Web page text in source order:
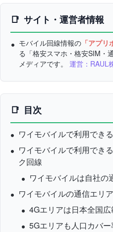
サイト・運営者情報
モバイル回線情報の 「アプリ
る「格安スマホ・格安SIM・
メディアです。 運営：RAUL
目次
ワイモバイルで利用でき
ワイモバイルで利用でき
ク回線
ワイモバイルは自社の
ワイモバイルの通信エリア
4Gエリアは日本全国
5Gエリアも人口カバ